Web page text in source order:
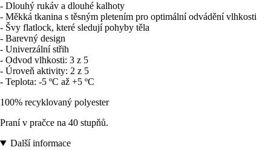
- Dlouhý rukáv a dlouhé kalhoty
- Měkká tkanina s těsným pletením pro optimální odvádění vlhkosti
- Švy flatlock, které sledují pohyby těla
- Barevný design
- Univerzální střih
- Odvod vlhkosti: 3 z 5
- Úroveň aktivity: 2 z 5
- Teplota: -5 ºC až +5 ºC
100% recyklovaný polyester
Praní v pračce na 40 stupňů.
Další informace